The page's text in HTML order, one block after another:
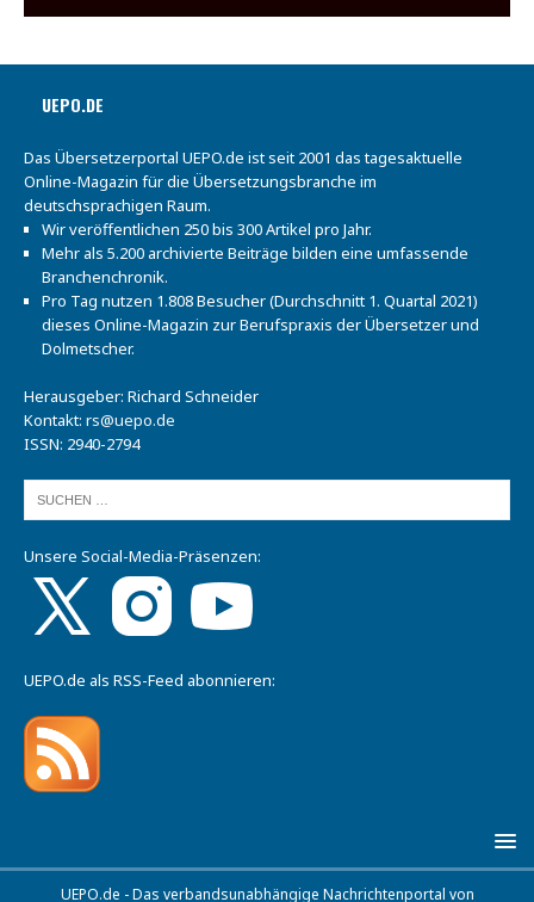
UEPO.DE
Das Übersetzerportal UEPO.de ist seit 2001 das tagesaktuelle
Online-Magazin für die Übersetzungsbranche im
deutschsprachigen Raum.
Wir veröffentlichen 250 bis 300 Artikel pro Jahr.
Mehr als 5.200 archivierte Beiträge bilden eine umfassende
Branchenchronik.
Pro Tag nutzen 1.808 Besucher (Durchschnitt 1. Quartal 2021)
dieses Online-Magazin zur Berufspraxis der Übersetzer und
Dolmetscher.
Herausgeber: Richard Schneider
Kontakt: rs@uepo.de
ISSN: 2940-2794
Unsere Social-Media-Präsenzen:
UEPO.de als RSS-Feed abonnieren:
UEPO.de - Das verbandsunabhängige Nachrichtenportal von